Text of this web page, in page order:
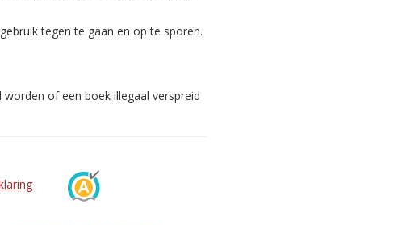
tegen te gaan en op te sporen.
of een boek illegaal verspreid